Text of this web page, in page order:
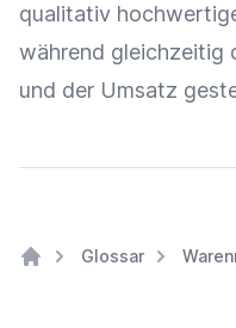
qualitativ
während gleichzeitig
und der Umsatz
Glossar